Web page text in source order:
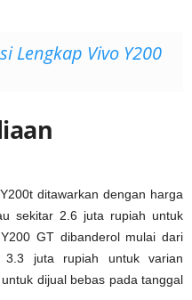
Lengkap Vivo Y200
ditawarkan dengan harga
sekitar 2.6 juta rupiah untuk
GT dibanderol mulai dari
juta rupiah untuk varian
dijual bebas pada tanggal